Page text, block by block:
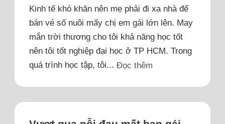
Kinh tế khó khăn nên mẹ phải đi xa nhà để
bán vé số nuôi mấy chị em gái lớn lên. May
mắn trời thương cho tôi khả năng học tốt
nên tôi tốt nghiệp đại học ở TP HCM. Trong
quá trình học tập, tôi...Đọc thêm